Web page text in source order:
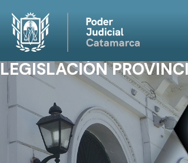
LEGISLACIÓN